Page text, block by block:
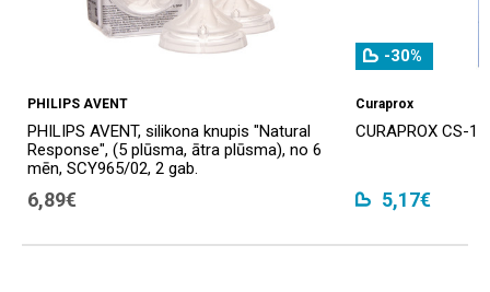
PHILIPS AVENT
PHILIPS AVENT, silikona knupis "Natural
Response", (5 plūsma, ātra plūsma), no 6
mēn, SCY965/02, 2 gab.
6,89€
-30%
Curaprox
CURAPROX CS-
5,17€